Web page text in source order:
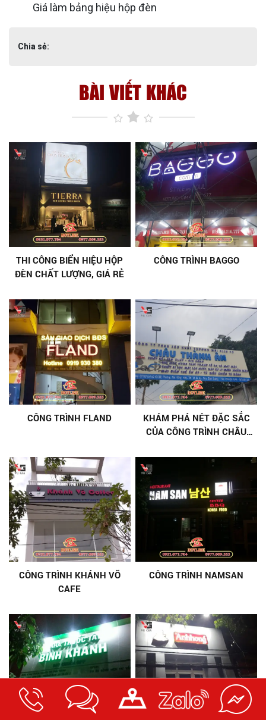
Giá làm bảng hiệu hộp đèn
Chia sẻ:
BÀI VIẾT KHÁC
THI CÔNG BIỂN HIỆU HỘP
ĐÈN CHẤT LƯỢNG, GIÁ RẺ
CÔNG TRÌNH BAGGO
CÔNG TRÌNH FLAND
KHÁM PHÁ NÉT ĐẶC SẮC
CỦA CÔNG TRÌNH CHÂU
CÔNG TRÌNH KHÁNH VÕ
CAFE
CÔNG TRÌNH NAMSAN